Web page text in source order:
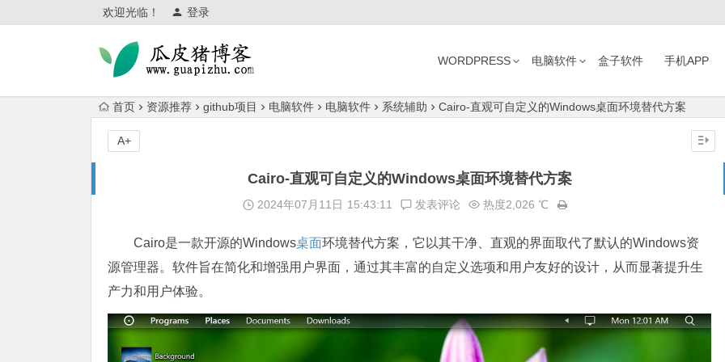
欢迎光临！ 登录
WORDPRESS 电脑软件 盒子软件 手机APP
首页 资源推荐 github项目 电脑软件 电脑软件 系统辅助 Cairo-直观可自定义的Windows桌面环境替代方案
Cairo-直观可自定义的Windows桌面环境替代方案
2024年07月11日 15:43:11 发表评论 热度2,026 ℃
Cairo是一款开源的Windows桌面环境替代方案，它以其干净、直观的界面取代了默认的Windows资
源管理器。软件旨在简化和增强用户界面，通过其丰富的自定义选项和用户友好的设计，从而显著提升生
产力和用户体验。
A+